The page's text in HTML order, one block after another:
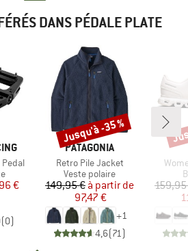
DANS PÉDALE PLATE
€
(0)
MARQUE
PATAGONIA
Article
Retro Pile Jacket
Product group
Veste polaire
Prix
149,95 € Prix réduit
à partir de
97,47 €
+1
4,6(71)
Remise
Jusqu'à -35 %
Article